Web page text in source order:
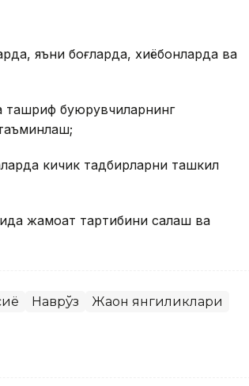
яъни боғларда, хиёбонларда ва
ташриф буюрувчиларнинг
кичик тадбирларни ташкил
жамоат тартибини сақлаш ва
Наврўз Жаҳон янгиликлари